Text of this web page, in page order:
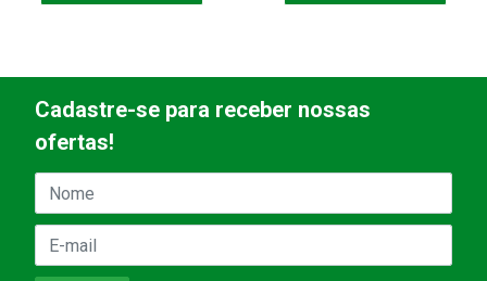
Cadastre-se para receber nossas
ofertas!